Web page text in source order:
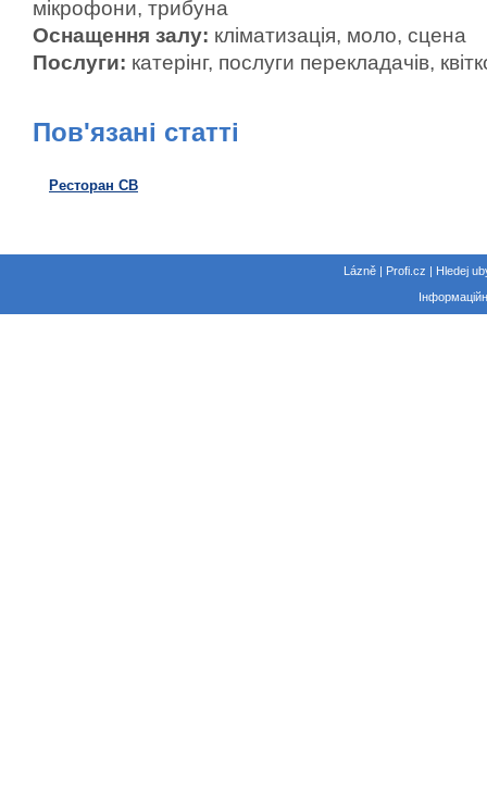
мікрофони, трибуна
Оснащення залу: кліматизація, моло, сцена
Послуги: катерінг, послуги перекладачів,
Пов'язані статті
Ресторан СВ
Lázně | Profi.cz | Hledej